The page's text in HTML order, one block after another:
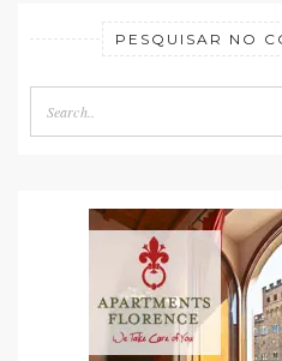
PESQUISAR NO